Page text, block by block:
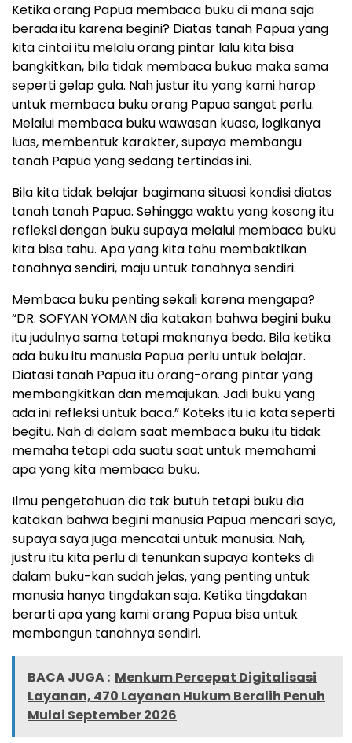
Ketika orang Papua membaca buku di mana saja
berada itu karena begini? Diatas tanah Papua yang
kita cintai itu melalu orang pintar lalu kita bisa
bangkitkan, bila tidak membaca bukua maka sama
seperti gelap gula. Nah justur itu yang kami harap
untuk membaca buku orang Papua sangat perlu.
Melalui membaca buku wawasan kuasa, logikanya
luas, membentuk karakter, supaya membangu
tanah Papua yang sedang tertindas ini.
Bila kita tidak belajar bagimana situasi kondisi diatas
tanah tanah Papua. Sehingga waktu yang kosong itu
refleksi dengan buku supaya melalui membaca buku
kita bisa tahu. Apa yang kita tahu membaktikan
tanahnya sendiri, maju untuk tanahnya sendiri.
Membaca buku penting sekali karena mengapa?
“DR. SOFYAN YOMAN dia katakan bahwa begini buku
itu judulnya sama tetapi maknanya beda. Bila ketika
ada buku itu manusia Papua perlu untuk belajar.
Diatasi tanah Papua itu orang-orang pintar yang
membangkitkan dan memajukan. Jadi buku yang
ada ini refleksi untuk baca.” Koteks itu ia kata seperti
begitu. Nah di dalam saat membaca buku itu tidak
memaha tetapi ada suatu saat untuk memahami
apa yang kita membaca buku.
Ilmu pengetahuan dia tak butuh tetapi buku dia
katakan bahwa begini manusia Papua mencari saya,
supaya saya juga mencatai untuk manusia. Nah,
justru itu kita perlu di tenunkan supaya konteks di
dalam buku-kan sudah jelas, yang penting untuk
manusia hanya tingdakan saja. Ketika tingdakan
berarti apa yang kami orang Papua bisa untuk
membangun tanahnya sendiri.
BACA JUGA : Menkum Percepat Digitalisasi
Layanan, 470 Layanan Hukum Beralih Penuh
Mulai September 2026